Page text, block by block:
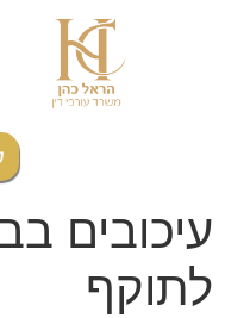
עיכובים
לתוקף